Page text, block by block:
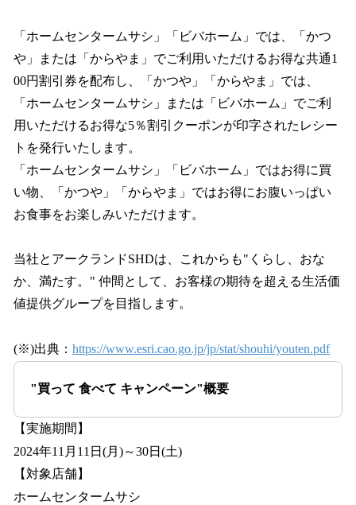
「ホームセンタームサシ」「ビバホーム」では、「かつ
や」または「からやま」でご利用いただけるお得な共通1
00円割引券を配布し、「かつや」「からやま」では、
「ホームセンタームサシ」または「ビバホーム」でご利
用いただけるお得な5％割引クーポンが印字されたレシー
トを発行いたします。
「ホームセンタームサシ」「ビバホーム」ではお得に買
い物、「かつや」「からやま」ではお得にお腹いっぱい
お食事をお楽しみいただけます。
当社とアークランドSHDは、これからも"くらし、おな
か、満たす。" 仲間として、お客様の期待を超える生活価
値提供グループを目指します。
(※)出典： https://www.esri.cao.go.jp/jp/stat/shouhi/youten.pdf
"買って 食べて キャンペーン"概要
【実施期間】
2024年11月11日(月)～30日(土)
【対象店舗】
ホームセンタームサシ